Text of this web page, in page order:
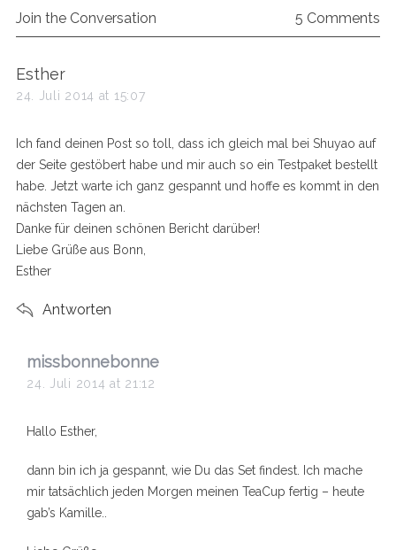
Join the Conversation 5 Comments
s
a
s
Esther
24. Juli 2014 at 15:07
Ich fand deinen Post so toll, dass ich gleich mal bei Shuyao auf
der Seite gestöbert habe und mir auch so ein Testpaket bestellt
habe. Jetzt warte ich ganz gespannt und hoffe es kommt in den
nächsten Tagen an.
Danke für deinen schönen Bericht darüber!
Liebe Grüße aus Bonn,
Esther
Antworten
s
a
s
missbonnebonne
24. Juli 2014 at 21:12
Hallo Esther,
dann bin ich ja gespannt, wie Du das Set findest. Ich mache
mir tatsächlich jeden Morgen meinen TeaCup fertig – heute
gab’s Kamille..